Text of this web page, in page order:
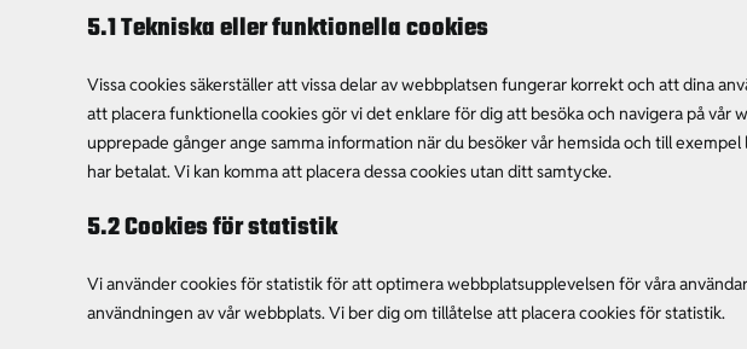
5.1 Tekniska eller funktionella cookies
Vissa cookies säkerställer att vissa delar av webbplatsen fungerar korrekt och att dina
att placera funktionella cookies gör vi det enklare för dig att besöka och navigera på vår
upprepade gånger ange samma information när du besöker vår hemsida och till
har betalat. Vi kan komma att placera dessa cookies utan ditt samtycke.
5.2 Cookies för statistik
Vi använder cookies för statistik för att optimera webbplatsupplevelsen för våra
användningen av vår webbplats. Vi ber dig om tillåtelse att placera cookies för statistik.